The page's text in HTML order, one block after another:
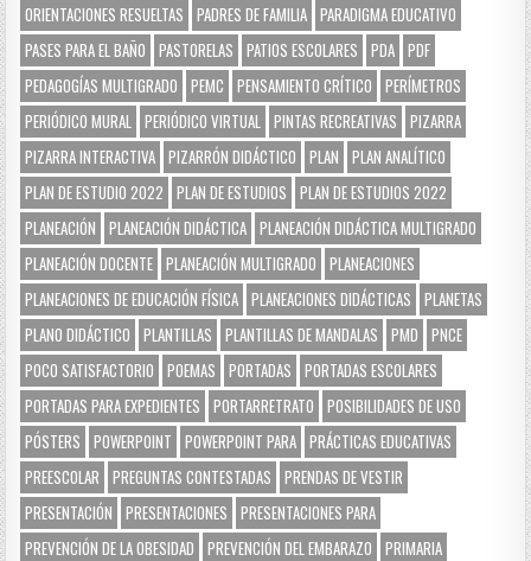
ORIENTACIONES RESUELTAS
PADRES DE FAMILIA PARADIGMA EDUCATIVO
PASES PARA EL BAÑO
PASTORELAS PATIOS ESCOLARES PDA PDF
PEDAGOGÍAS MULTIGRADO
PEMC PENSAMIENTO CRÍTICO
PERÍMETROS
PERIÓDICO MURAL
PERIÓDICO VIRTUAL PINTAS RECREATIVAS
PIZARRA
PIZARRA INTERACTIVA PIZARRÓN DIDÁCTICO PLAN
PLAN ANALÍTICO
PLAN DE ESTUDIO 2022
PLAN DE ESTUDIOS
PLAN DE ESTUDIOS 2022
PLANEACIÓN
PLANEACIÓN DIDÁCTICA PLANEACIÓN DIDÁCTICA MULTIGRADO
PLANEACIÓN DOCENTE PLANEACIÓN MULTIGRADO
PLANEACIONES
PLANEACIONES DE EDUCACIÓN FÍSICA PLANEACIONES DIDÁCTICAS
PLANETAS
PLANO DIDÁCTICO
PLANTILLAS PLANTILLAS DE MANDALAS PMD
PNCE
POCO SATISFACTORIO
POEMAS PORTADAS
PORTADAS ESCOLARES
PORTADAS PARA EXPEDIENTES
PORTARRETRATO
POSIBILIDADES DE USO
PÓSTERS
POWERPOINT POWERPOINT PARA PRÁCTICAS EDUCATIVAS
PREESCOLAR
PREGUNTAS CONTESTADAS
PRENDAS DE VESTIR
PRESENTACIÓN
PRESENTACIONES
PRESENTACIONES PARA
PREVENCIÓN DE LA OBESIDAD
PREVENCIÓN DEL EMBARAZO
PRIMARIA